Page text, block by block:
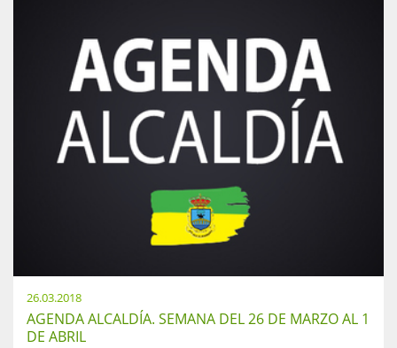
26.03.2018
AGENDA ALCALDÍA. SEMANA DEL 26 DE MARZO AL 1
DE ABRIL